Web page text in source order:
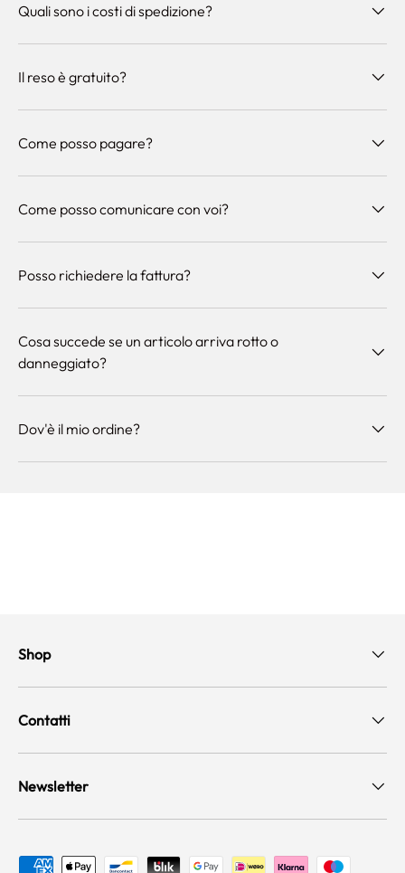
Quali sono i costi di spedizione?
Il reso è gratuito?
Come posso pagare?
Come posso comunicare con voi?
Posso richiedere la fattura?
Cosa succede se un articolo arriva rotto o
danneggiato?
Dov'è il mio ordine?
Shop
Contatti
Newsletter
Metodi di pagamento accettati